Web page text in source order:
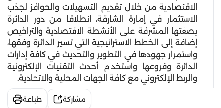
الاقتصادية من خلال تقديم التسهيلات والحوافز لجذب
الاستثمار في إمارة الشارقة، انطلاقاً من دور الدائرة
بصفتها المشرفة على الأنشطة الاقتصادية والتراخيص
إضافة إلى الخطط الاستراتيجية التي تسير الدائرة وفقها،
واستمرار جهودها في التطوير والتحديث في كافة إدارات
الدائرة وفروعها واستخدام أحدث التقنيات الإلكترونية
والربط الإلكتروني مع كافة الجهات المحلية والاتحادية.
مشاركة طباعة